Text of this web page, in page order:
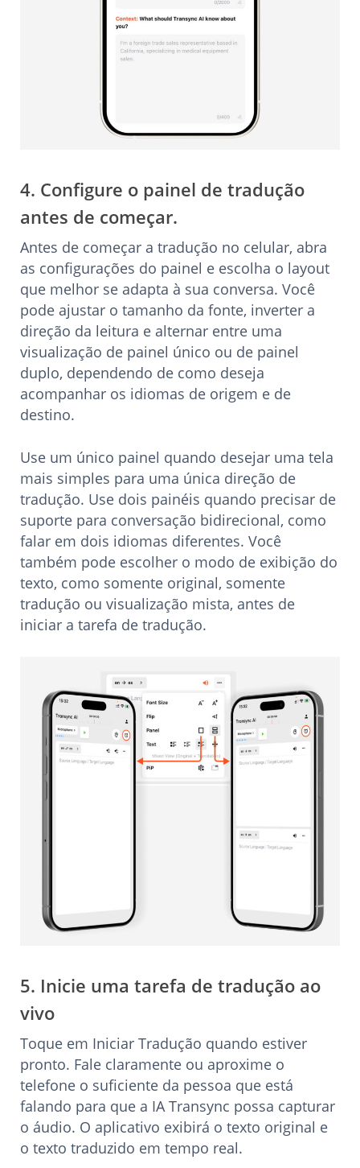
4. Configure o painel de tradução
antes de começar.
Antes de começar a tradução no celular, abra
as configurações do painel e escolha o layout
que melhor se adapta à sua conversa. Você
pode ajustar o tamanho da fonte, inverter a
direção da leitura e alternar entre uma
visualização de painel único ou de painel
duplo, dependendo de como deseja
acompanhar os idiomas de origem e de
destino.
Use um único painel quando desejar uma tela
mais simples para uma única direção de
tradução. Use dois painéis quando precisar de
suporte para conversação bidirecional, como
falar em dois idiomas diferentes. Você
também pode escolher o modo de exibição do
texto, como somente original, somente
tradução ou visualização mista, antes de
iniciar a tarefa de tradução.
5. Inicie uma tarefa de tradução ao
vivo
Toque em Iniciar Tradução quando estiver
pronto. Fale claramente ou aproxime o
telefone o suficiente da pessoa que está
falando para que a IA Transync possa capturar
o áudio. O aplicativo exibirá o texto original e
o texto traduzido em tempo real.